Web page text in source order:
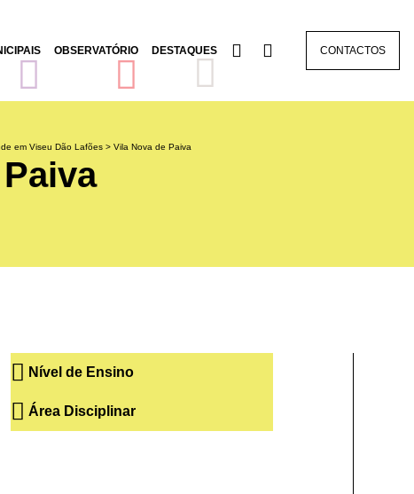
OBSERVATÓRIO DESTAQUES CONTACTOS
em Viseu Dão Lafões > Vila Nova de Paiva